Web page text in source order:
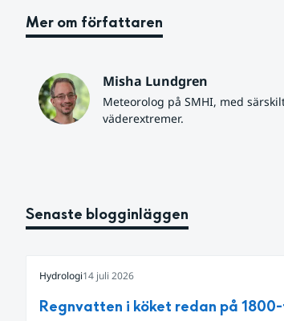
Mer om författaren
Misha Lundgren
Meteorolog på SMHI, med
väderextremer.
Senaste blogginläggen
Hydrologi14 juli 2026
Regnvatten i köket redan på